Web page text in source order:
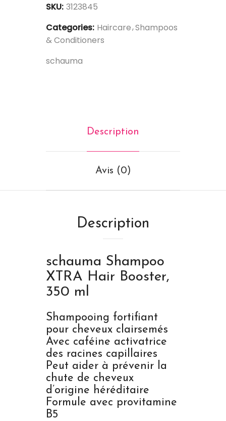
SKU: 3123845
Categories: Haircare Shampoos
& Conditioners
schauma
Description
Avis (0)
Description
schauma Shampoo
XTRA Hair Booster,
350 ml
Shampooing fortifiant
pour cheveux clairsemés
Avec caféine activatrice
des racines capillaires
Peut aider à prévenir la
chute de cheveux
d’origine héréditaire
Formule avec provitamine
B5